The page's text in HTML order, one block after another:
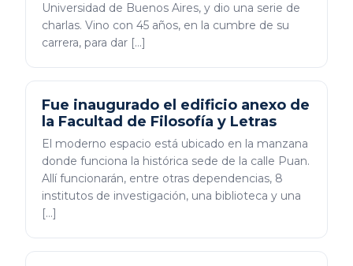
Universidad de Buenos Aires, y dio una serie de
charlas. Vino con 45 años, en la cumbre de su
carrera, para dar […]
Fue inaugurado el edificio anexo de
la Facultad de Filosofía y Letras
El moderno espacio está ubicado en la manzana
donde funciona la histórica sede de la calle Puan.
Allí funcionarán, entre otras dependencias, 8
institutos de investigación, una biblioteca y una
[…]